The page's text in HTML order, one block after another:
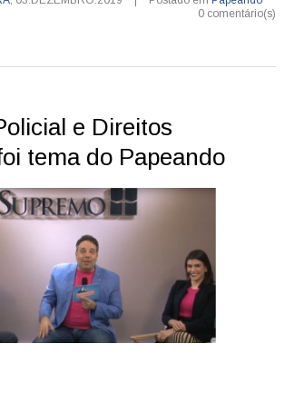
0 comentário(s)
e Direitos
tema do Papeando